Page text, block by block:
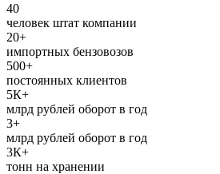
40
человек штат компании
20+
импортных бензовозов
500+
постоянных клиентов
5К+
млрд рублей оборот в год
3+
млрд рублей оборот в год
3К+
тонн на хранении